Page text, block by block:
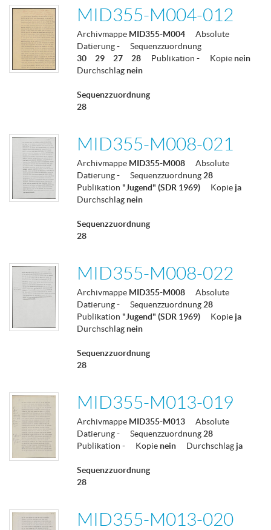
MID355-M004-012
Archivmappe MID355-M004
Absolute
Datierung-
Sequenzzuordnung
30
29 27 28 Publikation - Kopie nein
Durchschlag nein
Sequenzzuordnung
28
MID355-M008-021
Archivmappe MID355-M008
Absolute
Datierung- Sequenzzuordnung 28
Publikation "Jugend" (SDR 1969) Kopie ja
Durchschlag nein
Sequenzzuordnung
28
MID355-M008-022
Archivmappe MID355-M008
Absolute
Datierung- Sequenzzuordnung 28
Publikation "Jugend" (SDR 1969) Kopie ja
Durchschlag nein
Sequenzzuordnung
28
MID355-M013-019
Archivmappe MID355-M013
Absolute
Datierung- Sequenzzuordnung 28
Publikation - Kopie nein Durchschlag ja
Sequenzzuordnung
28
MID355-M013-020